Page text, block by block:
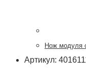
Нож модуля
Артикул: